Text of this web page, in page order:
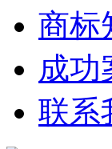
商标
成功
联系